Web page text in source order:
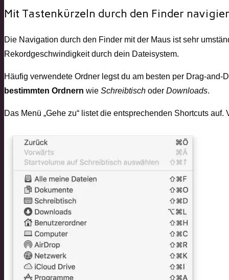
Mit Tastenkürzeln durch den Finder
Die Navigation durch den Finder mit der Maus ist sehr
Rekordgeschwindigkeit durch dein Dateisystem.
Häufig verwendete Ordner legst du am besten per Drag-
bestimmten Ordnern wie Schreibtisch oder Downloads.
Das Menü „Gehe zu“ listet die entsprechenden Shortcuts